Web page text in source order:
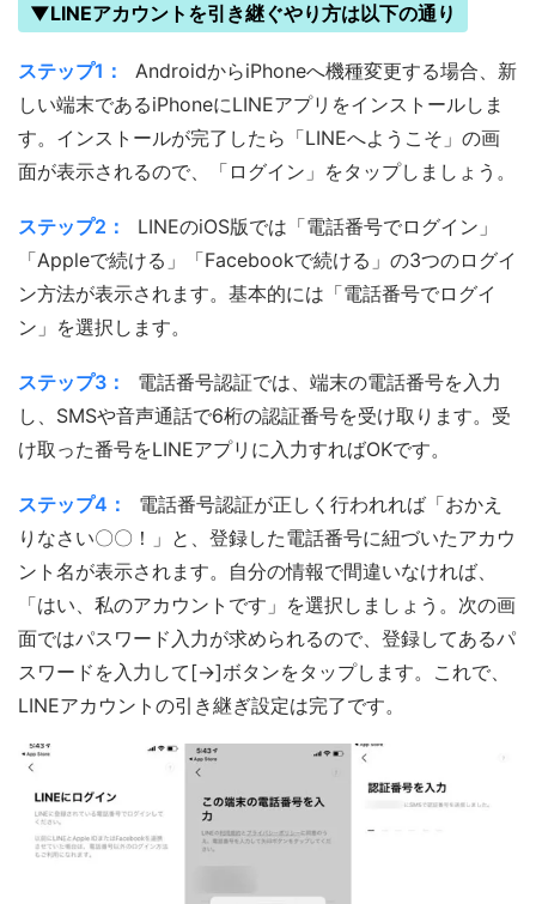
▼LINEアカウントを引き継ぐやり方は以下の通り
ステップ1：
AndroidからiPhoneへ機種変更する場合、新
しい端末であるiPhoneにLINEアプリをインストールしま
す。インストールが完了したら「LINEへようこそ」の画
面が表示されるので、「ログイン」をタップしましょう。
ステップ2：
LINEのiOS版では「電話番号でログイン」
「Appleで続ける」「Facebookで続ける」の3つのログイ
ン方法が表示されます。基本的には「電話番号でログイ
ン」を選択します。
ステップ3：
電話番号認証では、端末の電話番号を入力
し、SMSや音声通話で6桁の認証番号を受け取ります。受
け取った番号をLINEアプリに入力すればOKです。
ステップ4：
電話番号認証が正しく行われれば「おかえ
りなさい〇〇！」と、登録した電話番号に紐づいたアカウ
ント名が表示されます。自分の情報で間違いなければ、
「はい、私のアカウントです」を選択しましょう。次の画
面ではパスワード入力が求められるので、登録してあるパ
スワードを入力して[→]ボタンをタップします。これで、
LINEアカウントの引き継ぎ設定は完了です。